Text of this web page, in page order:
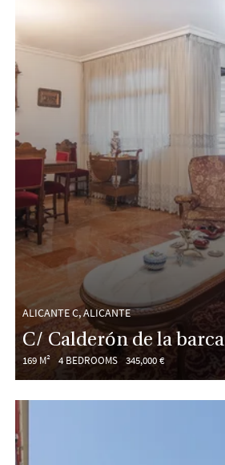
ALICANTE C, ALICANTE
C/ Calderón de la barca
169 M² 4 BEDROOMS 345,000 €